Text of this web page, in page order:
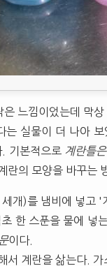
느낌이었는데 막
는 실물이 더 나아
기본적으로 계란틀
란의 모양을 바꾸는
개)를 냄비에 넣고
한 스푼을 물에 넣
이다.
서 계란을 삶는다.